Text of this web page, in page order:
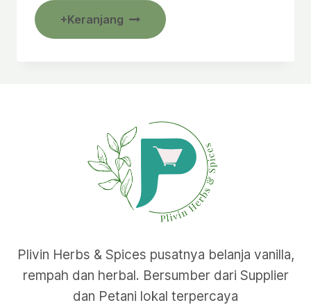
Rp15.000
hingga
+Keranjang
Produk
ini
ini
dapat
diambil
halaman
Plivin Herbs & Spices pusatnya belanja vanilla,
rempah dan herbal. Bersumber dari Supplier
dan Petani lokal terpercaya